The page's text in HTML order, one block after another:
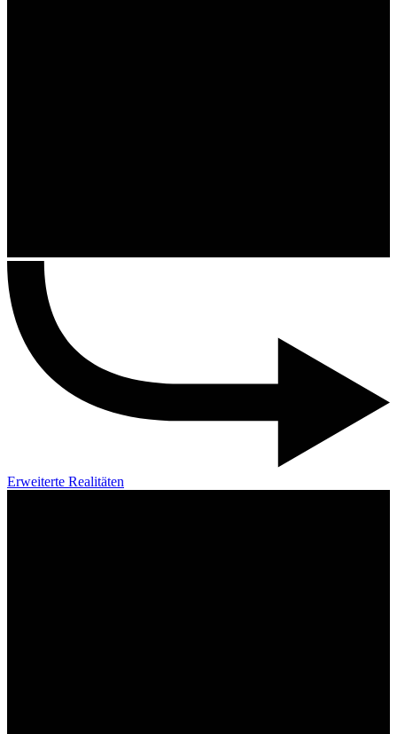
Erweiterte Realitäten